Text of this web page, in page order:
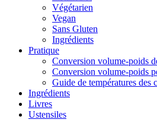
Végétarien
Vegan
Sans Gluten
Ingrédients
Pratique
Conversion volume-poids
Conversion volume-poids
Guide de températures des
Ingrédients
Livres
Ustensiles